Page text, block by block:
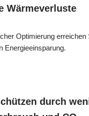
Wärmeverluste
Optimierung erreichen
Energieeinsparung.
durch